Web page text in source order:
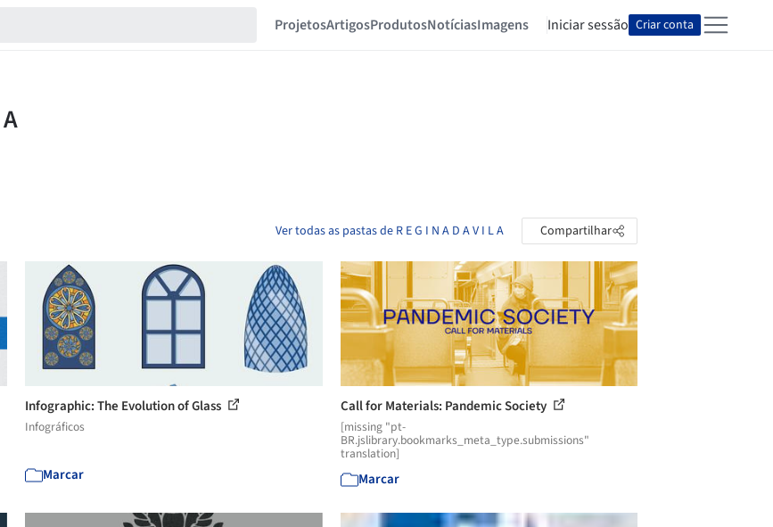
ProjetosArtigosProdutosNotíciasImagens Iniciar sessão Criar conta
Ver todas as pastas de R E G I N A D A V I L A Compartilhar
Infographic: The Evolution of Glass
Infográficos
Marcar
Call for Materials: Pandemic Society
[missing "pt-
BR.jslibrary.bookmarks_meta_type.submissions"
translation]
Marcar